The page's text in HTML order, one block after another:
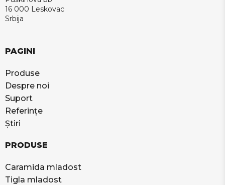
16 000 Leskovac
Srbija
PAGINI
Produse
Despre noi
Suport
Referințe
Știri
PRODUSE
Caramida mladost
Tigla mladost